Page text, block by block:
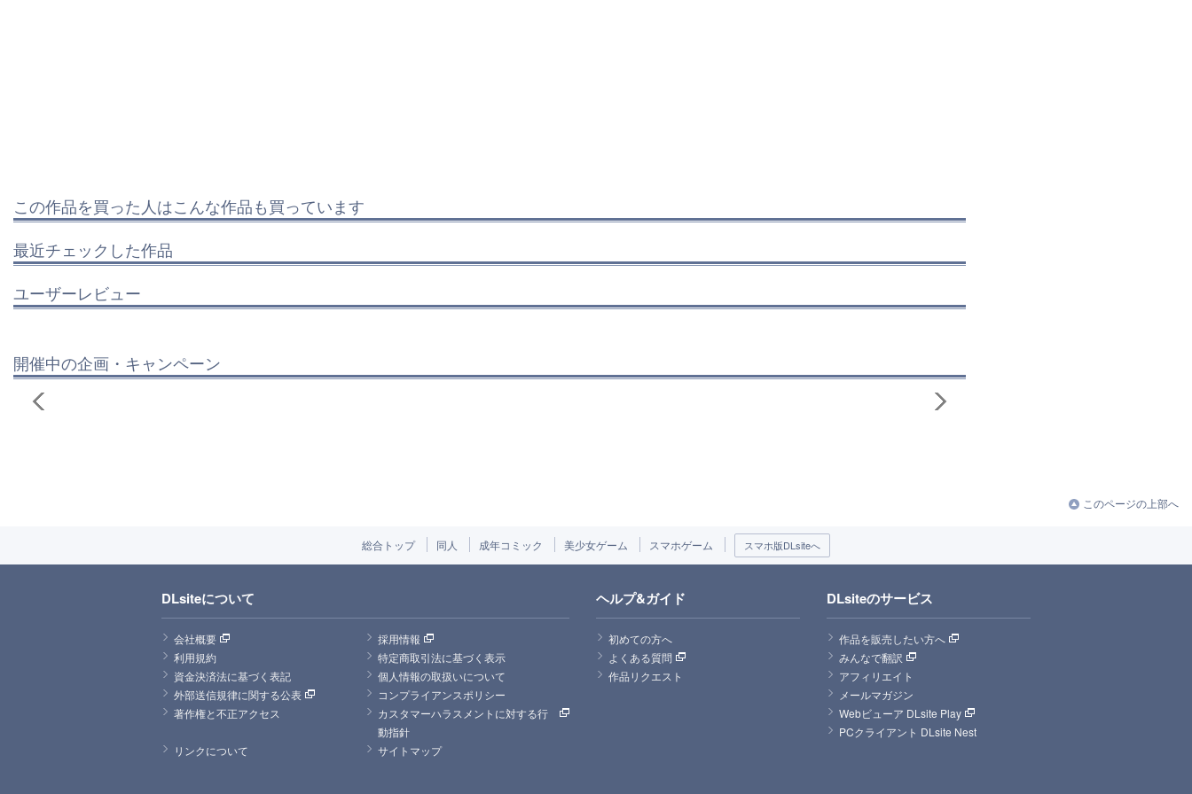
この作品を買った人はこんな作品も買っています
最近チェックした作品
ユーザーレビュー
開催中の企画・キャンペーン
このページの上部へ
総合トップ 同人 成年コミック 美少女ゲーム スマホゲーム スマホ版DLsiteへ
DLsiteについて
会社概要
採用情報
利用規約
特定商取引法に基づく表示
資金決済法に基づく表記
個人情報の取扱いについて
外部送信規律に関する公表
コンプライアンスポリシー
著作権と不正アクセス
カスタマーハラスメントに対する行
動指針
リンクについて
サイトマップ
ヘルプ&ガイド
初めての方へ
よくある質問
作品リクエスト
DLsiteのサービス
作品を販売したい方へ
みんなで翻訳
アフィリエイト
メールマガジン
Webビューア DLsite Play
PCクライアント DLsite Nest